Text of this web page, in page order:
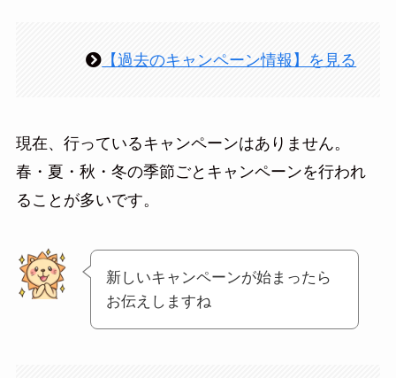
【過去のキャンペーン情報】を見る
現在、行っているキャンペーンはありません。
春・夏・秋・冬の季節ごとキャンペーンを行われ
ることが多いです。
新しいキャンペーンが始まったら
お伝えしますね